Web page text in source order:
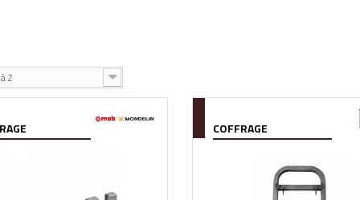
Z
COFFRAGE